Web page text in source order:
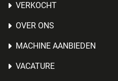
VERKOCHT
OVER ONS
MACHINE AANBIEDEN
VACATURE